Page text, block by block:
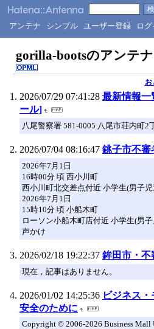
アンテナ シンプル ユーザー登録 ロ
gorilla-bootsのアンテ
お
2026/07/29 07:41:28 最新情報一
ール]
八尾警察署 581-0005 八尾市荘内町2
2026/07/04 08:16:47 銚子市不審
2026年7月1日
16時00分 頃 西小川町
西小川町北交差点付近 小学生(男子
2026年7月1日
15時10分 頃 小船木町
ローソン小船木町店付近 小学生(男
声かけ
2026/02/18 19:22:37 鉾田市・不
現在，記事はありません。
2026/01/02 14:25:36 ビジネス
安全のために
Copyright © 2006-2026 Business Mall